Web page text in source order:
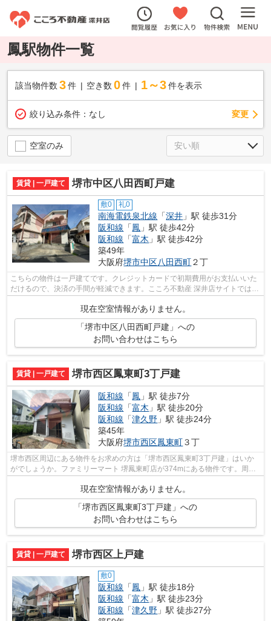
鳳駅物件一覧
該当物件数 3件 空き数 0 件 1～3 件を表示
絞り込み条件： なし 変更
空室のみ
賃貸 | 一戸建て 堺市中区八田西町戸建
敷0 礼0
南海電鉄泉北線 「深井 」駅 徒歩31分
阪和線 「鳳 」駅 徒歩42分
阪和線 「富木 」駅 徒歩42分
築49年
大阪府堺市中区八田西町２丁
こちらの物件は一戸建てです。クレジットカードで初期費用がお支払いいた
だけるので、決済の手間が軽減できます。こころ不動産 深井店サイトでは南
海電鉄泉北線深井駅エリアの物件も多...
現在空室情報がありません。
「堺市中区八田西町戸建」への
お問い合わせはこちら
賃貸 | 一戸建て 堺市西区鳳東町3丁戸建
阪和線 「鳳 」駅 徒歩7分
阪和線 「富木 」駅 徒歩20分
阪和線 「津久野 」駅 徒歩24分
築45年
大阪府堺市西区鳳東町３丁
堺市西区周辺にある物件をお求めの方は「堺市西区鳳東町3丁戸建」はいか
がでしょうか。ファミリーマート 堺鳳東町店が374mにある物件です。周辺
現在空室情報がありません。
「堺市西区鳳東町3丁戸建」への
お問い合わせはこちら
賃貸 | 一戸建て 堺市西区上戸建
敷0
阪和線 「鳳 」駅 徒歩18分
阪和線 「富木 」駅 徒歩23分
阪和線 「津久野 」駅 徒歩27分